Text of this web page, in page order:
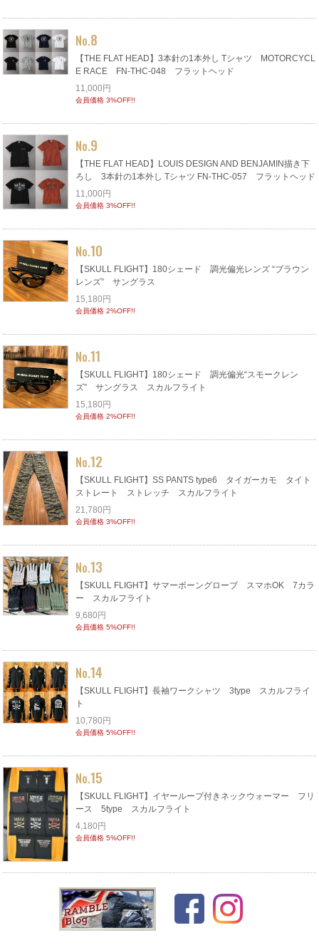
No.8
【THE FLAT HEAD】3本針の1本外し Tシャツ MOTORCYCL
E RACE FN-THC-048 フラットヘッド
11,000円
会員価格 3%OFF!!
No.9
【THE FLAT HEAD】LOUIS DESIGN AND BENJAMIN描き下
ろし 3本針の1本外し Tシャツ FN-THC-057 フラットヘッド
11,000円
会員価格 3%OFF!!
No.10
【SKULL FLIGHT】180シェード 調光偏光レンズ “ブラウン
レンズ” サングラス
15,180円
会員価格 2%OFF!!
No.11
【SKULL FLIGHT】180シェード 調光偏光“スモークレン
ズ” サングラス スカルフライト
15,180円
会員価格 2%OFF!!
No.12
【SKULL FLIGHT】SS PANTS type6 タイガーカモ タイト
ストレート ストレッチ スカルフライト
21,780円
会員価格 3%OFF!!
No.13
【SKULL FLIGHT】サマーボーングローブ スマホOK 7カラ
ー スカルフライト
9,680円
会員価格 5%OFF!!
No.14
【SKULL FLIGHT】長袖ワークシャツ 3type スカルフライ
ト
10,780円
会員価格 5%OFF!!
No.15
【SKULL FLIGHT】イヤーループ付きネックウォーマー フリ
ース 5type スカルフライト
4,180円
会員価格 5%OFF!!